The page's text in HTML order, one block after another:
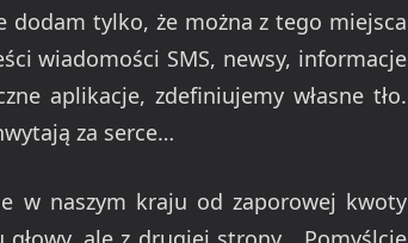
dodam tylko, że można z tego miejsca
wiadomości SMS, newsy, informacje
aplikacje, zdefiniujemy własne tło.
za serce…
w naszym kraju od zaporowej kwoty